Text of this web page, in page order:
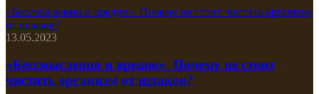
«Бессмысленно и вредно». Почему не стоит чистить организм
от шлаков?
13.05.2023
«Бессмысленно и вредно». Почему не стоит
чистить организм от шлаков?